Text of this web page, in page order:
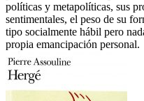
políticas y metapolíticas, sus
sentimentales, el peso de su
tipo socialmente hábil pero
propia emancipación personal.